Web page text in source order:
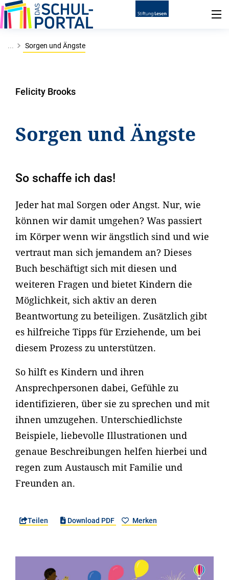
... Sorgen und Ängste
Felicity Brooks
Sorgen und Ängste
So schaffe ich das!
Jeder hat mal Sorgen oder Angst. Nur, wie
können wir damit umgehen? Was passiert
im Körper wenn wir ängstlich sind und wie
vertraut man sich jemandem an? Dieses
Buch beschäftigt sich mit diesen und
weiteren Fragen und bietet Kindern die
Möglichkeit, sich aktiv an deren
Beantwortung zu beteiligen. Zusätzlich gibt
es hilfreiche Tipps für Erziehende, um bei
diesem Prozess zu unterstützen.
So hilft es Kindern und ihren
Ansprechpersonen dabei, Gefühle zu
identifizieren, über sie zu sprechen und mit
ihnen umzugehen. Unterschiedlichste
Beispiele, liebevolle Illustrationen und
genaue Beschreibungen helfen hierbei und
regen zum Austausch mit Familie und
Freunden an.
Teilen Download PDF Merken